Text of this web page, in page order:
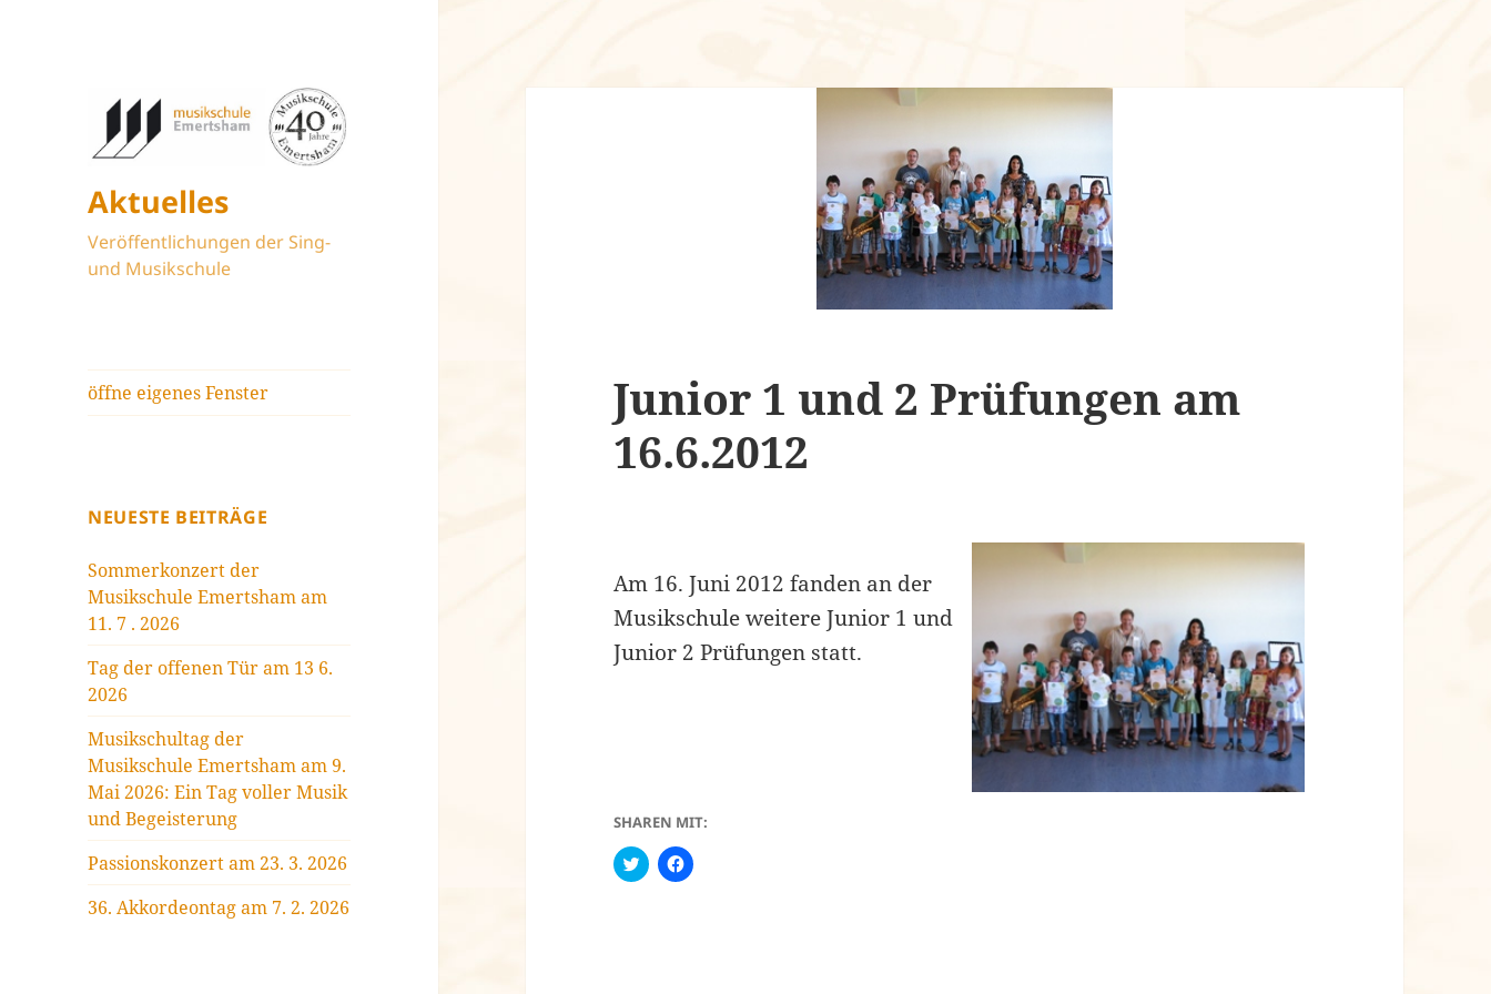
Aktuelles
Veröffentlichungen der Sing-
und Musikschule
öffne eigenes Fenster
NEUESTE BEITRÄGE
Sommerkonzert der
Musikschule Emertsham am
11. 7 . 2026
Tag der offenen Tür am 13 6.
2026
Musikschultag der
Musikschule Emertsham am 9.
Mai 2026: Ein Tag voller Musik
und Begeisterung
Passionskonzert am 23. 3. 2026
36. Akkordeontag am 7. 2. 2026
Junior 1 und 2 Prüfungen am
16.6.2012
Am 16. Juni 2012 fanden an der
Musikschule weitere Junior 1 und
Junior 2 Prüfungen statt.
SHAREN MIT:
C
l
K
l